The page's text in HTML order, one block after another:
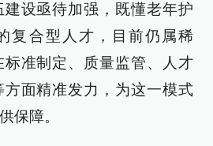
设亟待加强，既懂老年护
复合型人才，目前仍属稀
准制定、质量监管、人才
面精准发力，为这一模式
保障。